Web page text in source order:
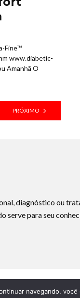
Fine™
www.diabetic-
Amanhã O
PRÓXIMO
diagnóstico ou
serve para seu
navegando,